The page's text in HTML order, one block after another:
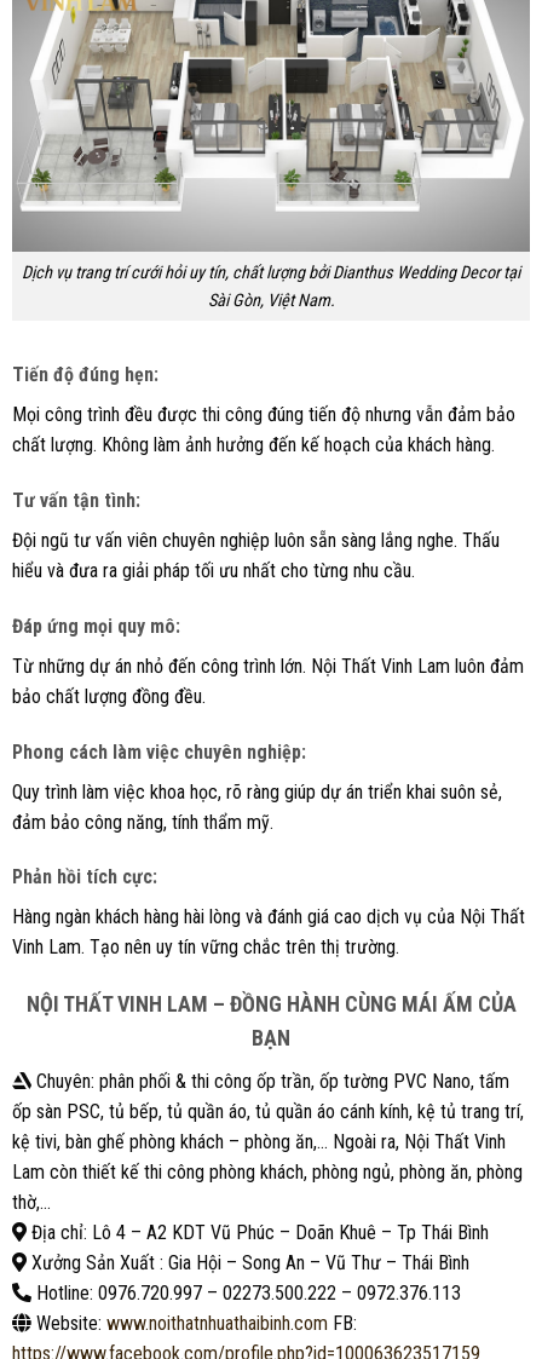
Dịch vụ trang trí cưới hỏi uy tín, chất lượng bởi Dianthus Wedding Decor tại
Sài Gòn, Việt Nam.
Tiến độ đúng hẹn:
Mọi công trình đều được thi công đúng tiến độ nhưng vẫn đảm bảo
chất lượng. Không làm ảnh hưởng đến kế hoạch của khách hàng.
Tư vấn tận tình:
Đội ngũ tư vấn viên chuyên nghiệp luôn sẵn sàng lắng nghe. Thấu
hiểu và đưa ra giải pháp tối ưu nhất cho từng nhu cầu.
Đáp ứng mọi quy mô:
Từ những dự án nhỏ đến công trình lớn. Nội Thất Vinh Lam luôn đảm
bảo chất lượng đồng đều.
Phong cách làm việc chuyên nghiệp:
Quy trình làm việc khoa học, rõ ràng giúp dự án triển khai suôn sẻ,
đảm bảo công năng, tính thẩm mỹ.
Phản hồi tích cực:
Hàng ngàn khách hàng hài lòng và đánh giá cao dịch vụ của Nội Thất
Vinh Lam. Tạo nên uy tín vững chắc trên thị trường.
NỘI THẤT VINH LAM – ĐỒNG HÀNH CÙNG MÁI ẤM CỦA
BẠN
Chuyên: phân phối & thi công ốp trần, ốp tường PVC Nano, tấm
ốp sàn PSC, tủ bếp, tủ quần áo, tủ quần áo cánh kính, kệ tủ trang trí,
kệ tivi, bàn ghế phòng khách – phòng ăn,… Ngoài ra, Nội Thất Vinh
Lam còn thiết kế thi công phòng khách, phòng ngủ, phòng ăn, phòng
thờ,…
Địa chỉ: Lô 4 – A2 KDT Vũ Phúc – Doãn Khuê – Tp Thái Bình
Xưởng Sản Xuất : Gia Hội – Song An – Vũ Thư – Thái Bình
Hotline: 0976.720.997 – 02273.500.222 – 0972.376.113
Website: www.noithatnhuathaibinh.com FB:
https://www.facebook.com/profile.php?id=100063623517159